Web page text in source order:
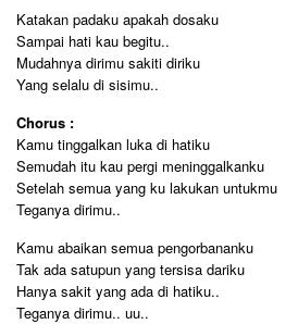
Katakan padaku apakah dosaku
Sampai hati kau begitu..
Mudahnya dirimu sakiti diriku
Yang selalu di sisimu..
Chorus :
Kamu tinggalkan luka di hatiku
Semudah itu kau pergi meninggalkanku
Setelah semua yang ku lakukan untukmu
Teganya dirimu..
Kamu abaikan semua pengorbananku
Tak ada satupun yang tersisa dariku
Hanya sakit yang ada di hatiku..
Teganya dirimu.. uu..